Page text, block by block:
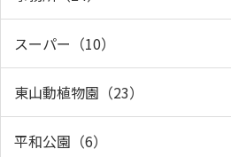
スーパー（10）
東山動植物園（23）
平和公園（6）